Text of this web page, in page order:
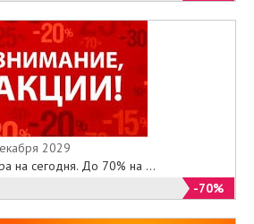
2029
на сегодня. До 70% на ...
-70%